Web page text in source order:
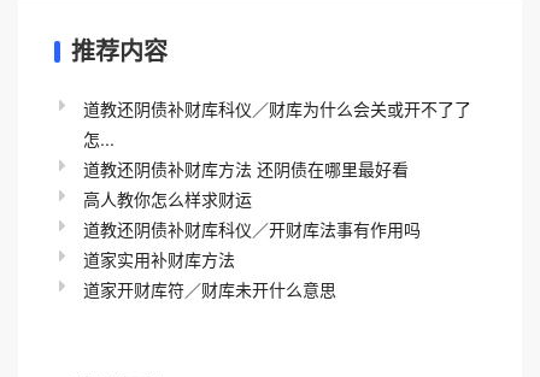
推荐内容
道教还阴债补财库科仪／财库为什么会关或开不了了
怎...
道教还阴债补财库方法 还阴债在哪里最好看
高人教你怎么样求财运
道教还阴债补财库科仪／开财库法事有作用吗
道家实用补财库方法
道家开财库符／财库未开什么意思